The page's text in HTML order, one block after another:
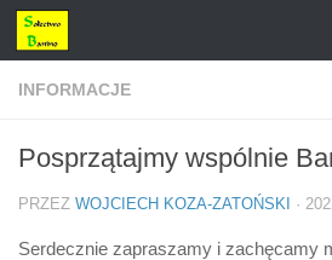
Przejdź do treści
INFORMACJE
Posprzątajmy wspólnie
PRZEZ WOJCIECH KOZA-ZATOŃSKI ·
Serdecznie zapraszamy i zachęcamy